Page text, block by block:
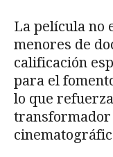
La película no
menores de
calificación
para el
lo que
transformador